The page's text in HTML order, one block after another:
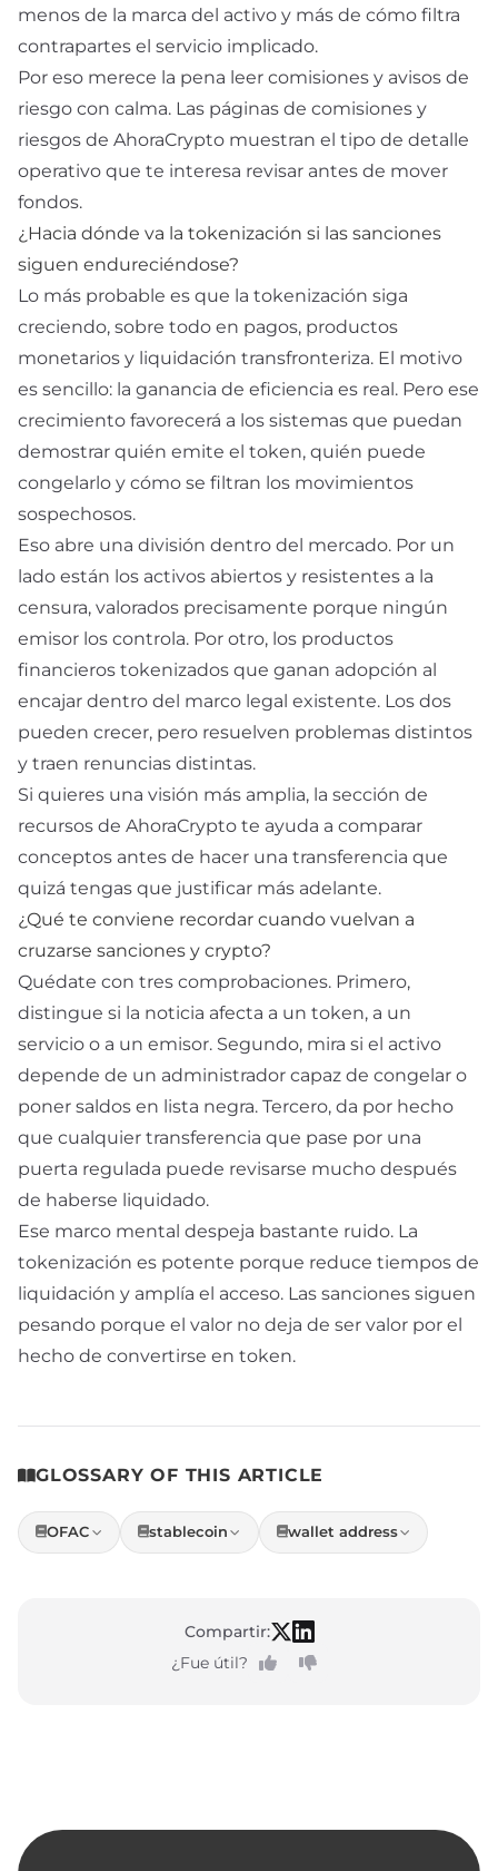
menos de la marca del activo y más de cómo filtra
contrapartes el servicio implicado.
Por eso merece la pena leer comisiones y avisos de
riesgo con calma. Las páginas de comisiones y
riesgos de AhoraCrypto muestran el tipo de detalle
operativo que te interesa revisar antes de mover
fondos.
¿Hacia dónde va la tokenización si las sanciones
siguen endureciéndose?
Lo más probable es que la tokenización siga
creciendo, sobre todo en pagos, productos
monetarios y liquidación transfronteriza. El motivo
es sencillo: la ganancia de eficiencia es real. Pero ese
crecimiento favorecerá a los sistemas que puedan
demostrar quién emite el token, quién puede
congelarlo y cómo se filtran los movimientos
sospechosos.
Eso abre una división dentro del mercado. Por un
lado están los activos abiertos y resistentes a la
censura, valorados precisamente porque ningún
emisor los controla. Por otro, los productos
financieros tokenizados que ganan adopción al
encajar dentro del marco legal existente. Los dos
pueden crecer, pero resuelven problemas distintos
y traen renuncias distintas.
Si quieres una visión más amplia, la sección de
recursos de AhoraCrypto te ayuda a comparar
conceptos antes de hacer una transferencia que
quizá tengas que justificar más adelante.
¿Qué te conviene recordar cuando vuelvan a
cruzarse sanciones y crypto?
Quédate con tres comprobaciones. Primero,
distingue si la noticia afecta a un token, a un
servicio o a un emisor. Segundo, mira si el activo
depende de un administrador capaz de congelar o
poner saldos en lista negra. Tercero, da por hecho
que cualquier transferencia que pase por una
puerta regulada puede revisarse mucho después
de haberse liquidado.
Ese marco mental despeja bastante ruido. La
tokenización es potente porque reduce tiempos de
liquidación y amplía el acceso. Las sanciones siguen
pesando porque el valor no deja de ser valor por el
hecho de convertirse en token.
GLOSSARY OF THIS ARTICLE
OFAC stablecoin wallet address
Compartir:
¿Fue útil?